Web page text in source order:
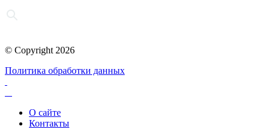
© Copyright 2026
Политика обработки данных
О сайте
Контакты